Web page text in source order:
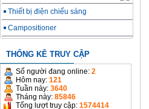
Thiết bị điện chiếu sáng
Campositioner
THỐNG KÊ TRUY CẬP
Số người đang online: 2
Hôm nay: 121
Tuần này: 3640
Tháng này: 85846
Tổng lượt truy cập: 1574414